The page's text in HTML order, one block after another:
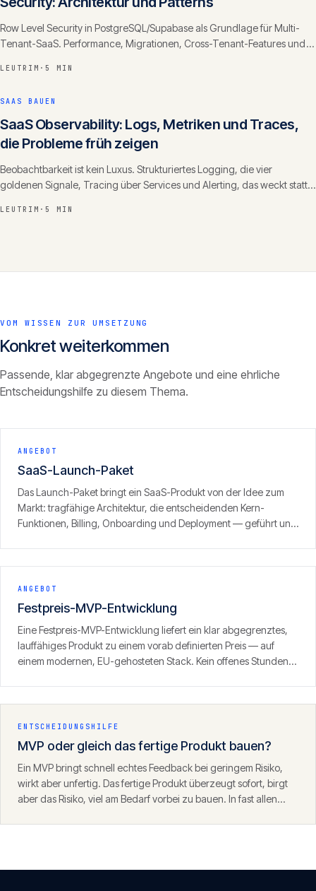
Row Level Security in PostgreSQL/Supabase als Grundlage für Multi-
Tenant-SaaS. Performance, Migrationen, Cross-Tenant-Features und
LEUTRIM · 5 MIN
SAAS BAUEN
SaaS Observability: Logs, Metriken und Traces,
die Probleme früh zeigen
Beobachtbarkeit ist kein Luxus. Strukturiertes Logging, die vier
goldenen Signale, Tracing über Services und Alerting, das weckt statt
LEUTRIM · 5 MIN
VOM WISSEN ZUR UMSETZUNG
Konkret weiterkommen
Passende, klar abgegrenzte Angebote und eine ehrliche
Entscheidungshilfe zu diesem Thema.
ANGEBOT
SaaS-Launch-Paket
Das Launch-Paket bringt ein SaaS-Produkt von der Idee zum
Markt: tragfähige Architektur, die entscheidenden Kern-
Funktionen, Billing, Onboarding und Deployment — geführt und
Umsatz erzeugen kann.
ANGEBOT
Festpreis-MVP-Entwicklung
Eine Festpreis-MVP-Entwicklung liefert ein klar abgegrenztes,
lauffähiges Produkt zu einem vorab definierten Preis — auf
einem modernen, EU-gehosteten Stack. Kein offenes Stunden-
ENTSCHEIDUNGSHILFE
MVP oder gleich das fertige Produkt bauen?
Ein MVP bringt schnell echtes Feedback bei geringem Risiko,
wirkt aber unfertig. Das fertige Produkt überzeugt sofort, birgt
aber das Risiko, viel am Bedarf vorbei zu bauen. In fast allen